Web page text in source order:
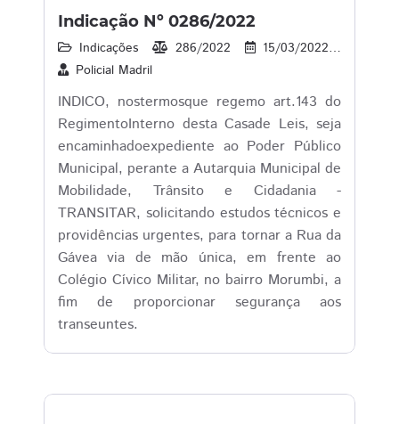
Indicação Nº 0286/2022
Indicações 286/2022 15/03/2022
Policial Madril
INDICO, nostermosque regemo art.143 do
RegimentoInterno desta Casade Leis, seja
encaminhadoexpediente ao Poder Público
Municipal, perante a Autarquia Municipal de
Mobilidade, Trânsito e Cidadania -
TRANSITAR, solicitando estudos técnicos e
providências urgentes, para tornar a Rua da
Gávea via de mão única, em frente ao
Colégio Cívico Militar, no bairro Morumbi, a
fim de proporcionar segurança aos
transeuntes.